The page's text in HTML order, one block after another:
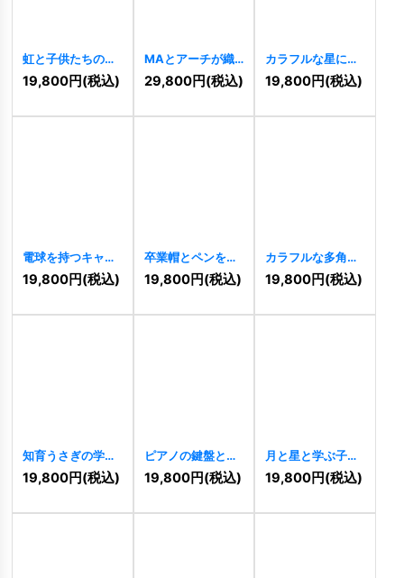
虹と子供たちのロ
ゴ 11169]
19,800円(税込)
MAとアーチが織
りなす輝きの成長
ロゴ
11044]
29,800円(税込)
カラフルな星に囲
まれたベア（熊）
の楽しいロゴ
19,800円(税込)
電球を持つキャラ
クターのアイデア
ロゴ 10347]
19,800円(税込)
卒業帽とペンを持
つフクロウの知育
ロゴ 10335]
19,800円(税込)
カラフルな多角形
鉛筆のクリエイテ
ィブロゴ 10327]
19,800円(税込)
知育うさぎの学び
と成長ロゴ
10237 ]
19,800円(税込)
ピアノの鍵盤と音
符の音楽ロゴ
10995]
19,800円(税込)
月と星と学ぶ子供
のロゴ[9338]
19,800円(税込)